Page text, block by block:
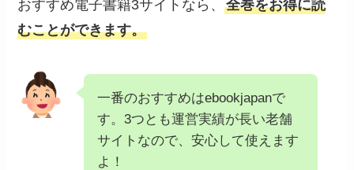
おすすめ電子書籍3サイトなら、全巻をお得に読
むことができます。
一番のおすすめはebookjapanで
す。3つとも運営実績が長い老舗
サイトなので、安心して使えます
よ！